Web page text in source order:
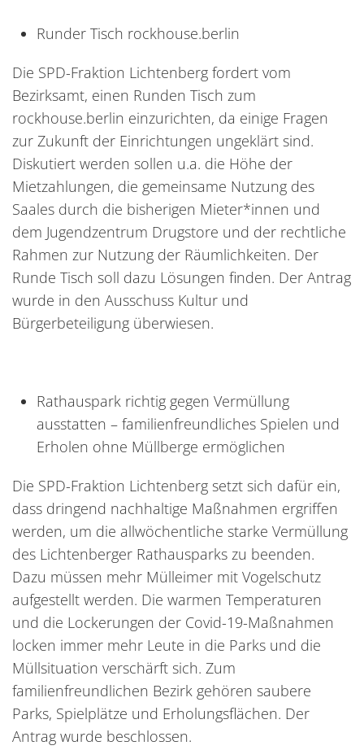
Runder Tisch rockhouse.berlin
Die SPD-Fraktion Lichtenberg fordert vom
Bezirksamt, einen Runden Tisch zum
rockhouse.berlin einzurichten, da einige Fragen
zur Zukunft der Einrichtungen ungeklärt sind.
Diskutiert werden sollen u.a. die Höhe der
Mietzahlungen, die gemeinsame Nutzung des
Saales durch die bisherigen Mieter*innen und
dem Jugendzentrum Drugstore und der rechtliche
Rahmen zur Nutzung der Räumlichkeiten. Der
Runde Tisch soll dazu Lösungen finden. Der Antrag
wurde in den Ausschuss Kultur und
Bürgerbeteiligung überwiesen.
Rathauspark richtig gegen Vermüllung
ausstatten – familienfreundliches Spielen und
Erholen ohne Müllberge ermöglichen
Die SPD-Fraktion Lichtenberg setzt sich dafür ein,
dass dringend nachhaltige Maßnahmen ergriffen
werden, um die allwöchentliche starke Vermüllung
des Lichtenberger Rathausparks zu beenden.
Dazu müssen mehr Mülleimer mit Vogelschutz
aufgestellt werden. Die warmen Temperaturen
und die Lockerungen der Covid-19-Maßnahmen
locken immer mehr Leute in die Parks und die
Müllsituation verschärft sich. Zum
familienfreundlichen Bezirk gehören saubere
Parks, Spielplätze und Erholungsflächen. Der
Antrag wurde beschlossen.